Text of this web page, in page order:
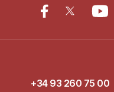
+34 93 260 75 00